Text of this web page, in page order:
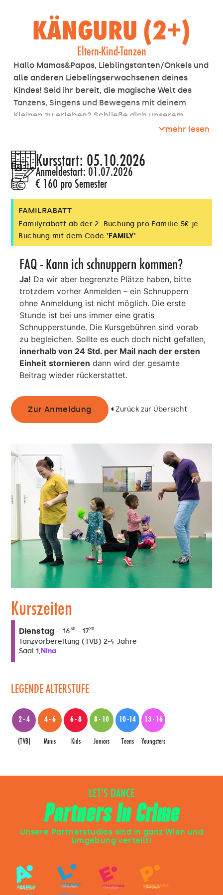
KÄNGURU (2+)
Eltern-Kind-Tanzen
Hallo Mamas&Papas, Lieblingstanten/Onkels und
alle anderen Liebelingserwachsenen deines
Kindes! Seid ihr bereit, die magische Welt des
Tanzens, Singens und Bewegens mit deinem
Kleinen zu erleben? Schließe dich unserem
Känguru-Kurs an und entdecke die Freude am
darum, zusammen Spaß zu haben und neue
Dinge auszuprobieren! Erfahrung ist dafür keine
nötig, nur ein offener Geist und die Bereitschaft
zu "boogie'n". Mach dich bereit, eine ganz neue
Welt des Schaffens und der Bindung mit deinem
Kind zu entdecken. Also lasst uns hüpfen,
springen und tanzen – mit deinem
Lieblingskänguru!
mehr lesen
Kursstart: 05.10.2026
Anmeldestart: 01.07.2026
€ 160 pro Semester
FAMILRABATT
Familyrabatt ab der 2. Buchung pro Familie 5€ je
Buchung mit dem Code 'FAMILY'
FAQ - Kann ich schnuppern kommen?
Ja! Da wir aber begrenzte Plätze haben, bitte
trotzdem vorher Anmelden – ein Schnuppern
ohne Anmeldung ist nicht möglich. Die erste
Stunde ist bei uns immer eine gratis
Schnupperstunde. Die Kursgebühren sind vorab
zu begleichen. Sollte es euch doch nicht gefallen,
innerhalb von 24 Std. per Mail nach der ersten
Einheit stornieren dann wird der gesamte
Beitrag wieder rückerstattet.
Zur Anmeldung Zurück zur Übersicht
LEGENDE ALTERSTUFE
2 - 4
(TVB)
4 - 6
Minis
6 - 8
Kids
8 - 10
Juniors
10 -14
Teens
13 - 16
Youngsters
Kurszeiten
Dienstag 1630 1720
Tanzvorbereitung (TVB) 2-4 Jahre
Saal 1 Nina
LET’S DANCE
Partners In Crime
Unsere Partnerstudios sind in ganz Wien und
Umgebung verteilt!